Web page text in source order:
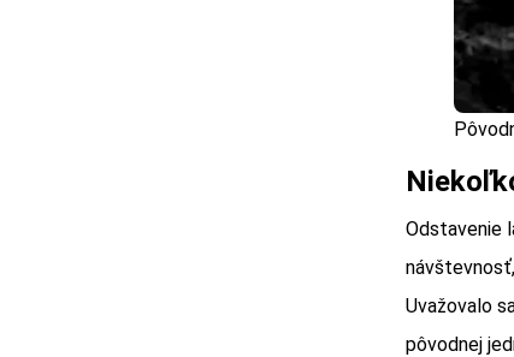
Odstavenie
Uvažovalo
pôvodnej